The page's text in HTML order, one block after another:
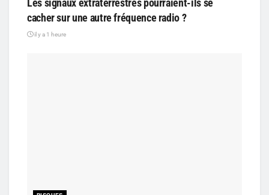
Les signaux extraterrestres pourraient-ils se
cacher sur une autre fréquence radio ?
il y a 1 heure